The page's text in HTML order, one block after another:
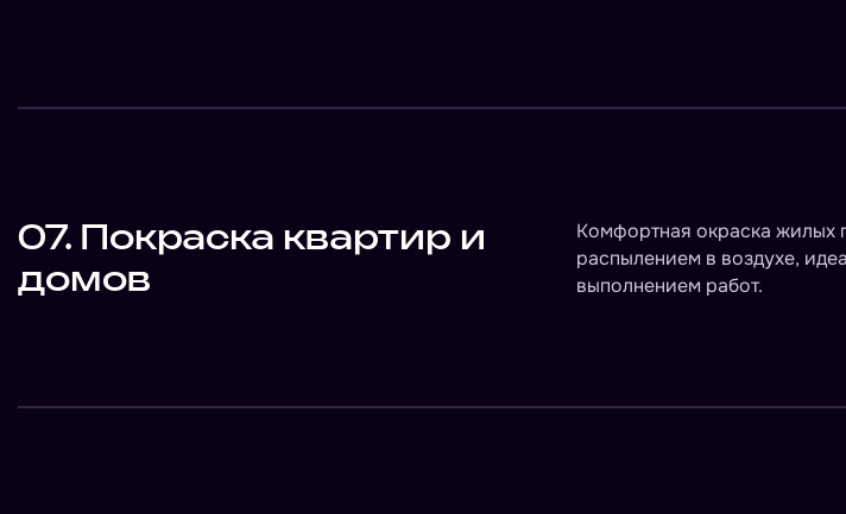
07. Покраска квартир и
домов
Комфортная окраска
распылением в воздухе,
выполнением работ.